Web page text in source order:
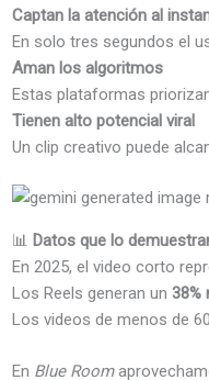
Captan la atención al
En solo tres segundos el
Aman los algoritmos
Estas plataformas
Tienen alto potencial viral
Un clip creativo puede
📊 Datos que lo
En 2025, el video corto
Los Reels generan un 38%
Los videos de menos de
En Blue Room